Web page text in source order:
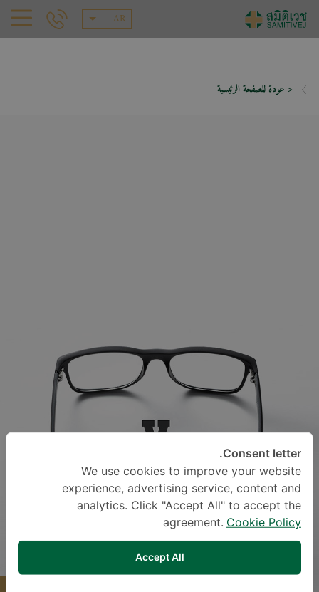
AR
< عودة للصفحة الرئيسية
Consent letter.
We use cookies to improve your website
experience, advertising service, content and
analytics. Click "Accept All" to accept the
agreement. Cookie Policy
Accept All